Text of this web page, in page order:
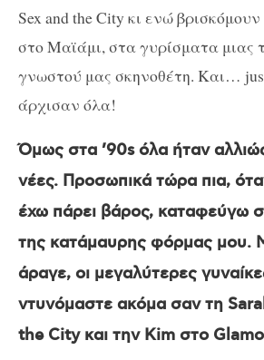
Sex and the City κι ενώ βρισκόμουν
στο Μαϊάμι, στα γυρίσματα μιας
γνωστού μας σκηνοθέτη. Και…
άρχισαν όλα!
Όμως στα ’90sόλα ήταν
νέες. Προσωπικά τώρα πια,
έχω πάρει βάρος, καταφεύγω
της κατάμαυρης φόρμας μου.
άραγε, οι μεγαλύτερες
ντυνόμαστε ακόμα σαν τη
the Cityκαι την Kim στο